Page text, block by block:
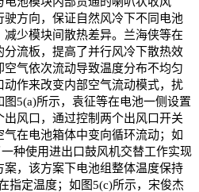
方向，保证自然风冷下不同电池
少模块间散热差异。兰海侠等在
流板，提高了并行风冷下散热效
气依次流动导致温度分布不均匀
作来改变内部空气流动模式，扰
5(a)所示，袁征等在电池一侧设置
风口，通过控制两个出风口开关
在电池箱体中变向循环流动；如
种使用进出口鼓风机交替工作实现
，该方案下电池组整体温度保持
指定温度；如图5(c)所示，宋俊杰